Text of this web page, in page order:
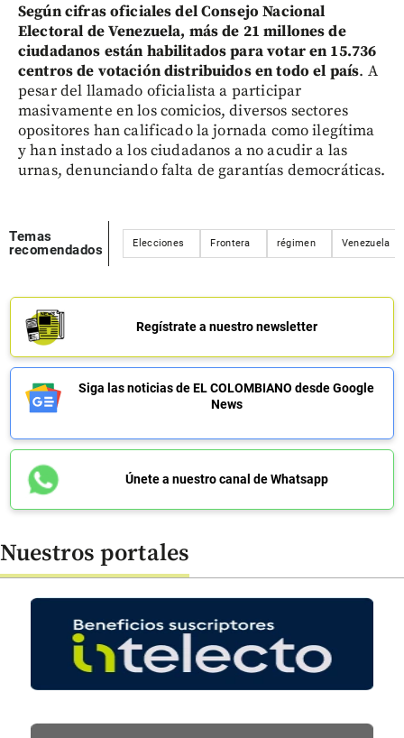
Según cifras oficiales del Consejo Nacional
Electoral de Venezuela, más de 21 millones de
ciudadanos están habilitados para votar en 15.736
centros de votación distribuidos en todo el país. A
pesar del llamado oficialista a participar
masivamente en los comicios, diversos sectores
opositores han calificado la jornada como ilegítima
y han instado a los ciudadanos a no acudir a las
urnas, denunciando falta de garantías democráticas.
Temas
recomendados
Elecciones Frontera régimen Venezuela
Regístrate a nuestro newsletter
Siga las noticias de EL COLOMBIANO desde Google
News
Únete a nuestro canal de Whatsapp
Nuestros portales